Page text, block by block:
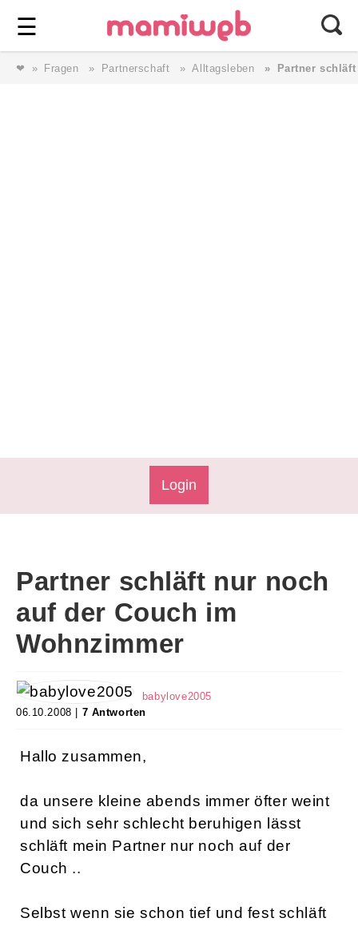
☰ ⎯ Wir lieben Familie ⎯
❤ Fragen Partnerschaft Alltagsleben Partner
Login
Partner schläft nur noch
auf der Couch im
Wohnzimmer
babylove2005
06.10.2008 | 7 Antworten
Hallo zusammen,
da unsere kleine abends immer öfter weint
und sich sehr schlecht beruhigen lässt
schläft mein Partner nur noch auf der
Couch ..
Selbst wenn sie schon tief und fest schläft